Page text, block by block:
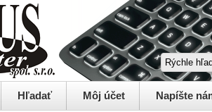
Hľadať Môj účet Napíšte